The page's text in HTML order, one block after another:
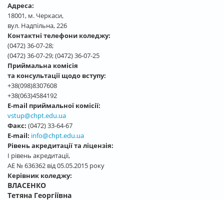
Адреса:
18001, м. Черкаси,
вул. Надпільна, 226
Контактні телефони коледжу:
(0472) 36-07-28;
(0472) 36-07-29; (0472) 36-07-25
Приймальна комісія
та консультації щодо вступу:
+38(098)8307608
+38(063)4584192
E-mail приймальної комісії:
vstup@chpt.edu.ua
Факс: (0472) 33-64-67
E-mail: info@chpt.edu.ua
Рівень акредитації та ліцензія:
І рівень акредитації,
АЕ № 636362 від 05.05.2015 року
Керівник коледжу:
ВЛАСЕНКО
Тетяна Георгіївна